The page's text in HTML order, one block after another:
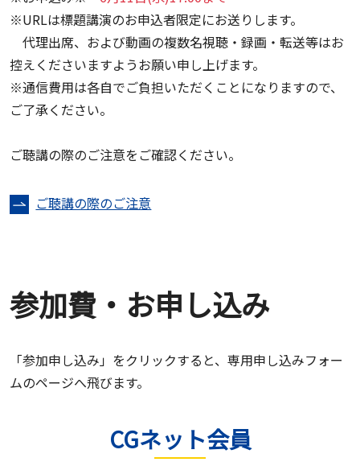
※URLは標題講演のお申込者限定にお送りします。
代理出席、および動画の複数名視聴・録画・転送等はお
控えくださいますようお願い申し上げます。
※通信費用は各自でご負担いただくことになりますので、
ご了承ください。
ご聴講の際のご注意をご確認ください。
ご聴講の際のご注意
参加費・お申し込み
「参加申し込み」をクリックすると、専用申し込みフォー
ムのページへ飛びます。
CGネット会員